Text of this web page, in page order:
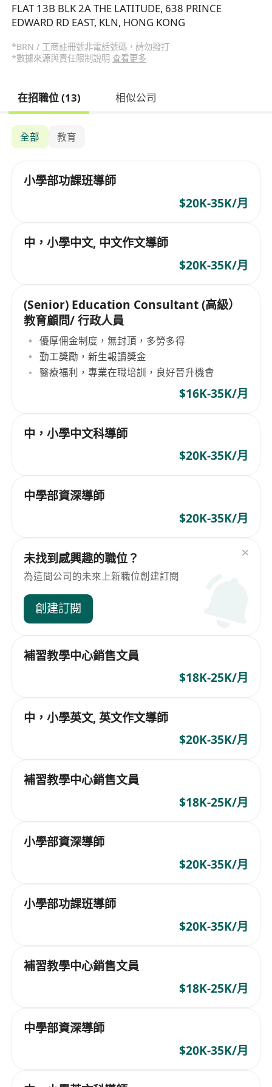
FLAT 13B BLK 2A THE LATITUDE, 638 PRINCE
EDWARD RD EAST, KLN, HONG KONG
*BRN / 工商註冊號非電話號碼，請勿撥打
*數據來源與責任限制說明 查看更多
在招職位 (13) 相似公司
全部 教育
小學部功課班導師
$20K-35K/月
中，小學中文, 中文作文導師
$20K-35K/月
(Senior) Education Consultant (高級）
教育顧問/ 行政人員
優厚佣金制度，無封頂，多勞多得
勤工獎勵，新生報讀獎金
醫療福利，專業在職培訓，良好晉升機會
$16K-35K/月
中，小學中文科導師
$20K-35K/月
中學部資深導師
$20K-35K/月
未找到感興趣的職位？
為這間公司的未來上新職位創建訂閱
創建訂閱
補習教學中心銷售文員
$18K-25K/月
中，小學英文, 英文作文導師
$20K-35K/月
補習教學中心銷售文員
$18K-25K/月
小學部資深導師
$20K-35K/月
小學部功課班導師
$20K-35K/月
補習教學中心銷售文員
$18K-25K/月
中學部資深導師
$20K-35K/月